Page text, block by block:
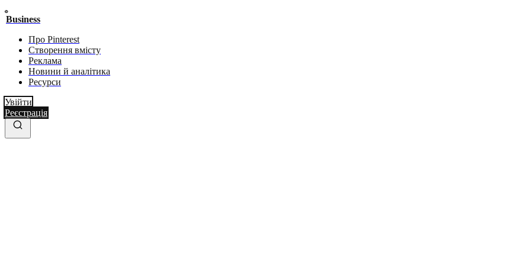
Business
Про Pinterest
Створення вмісту
Реклама
Новини й аналітика
Ресурси
Увійти
Реєстрація